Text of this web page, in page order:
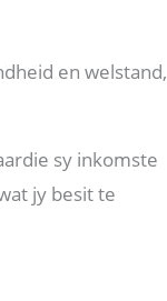
en welstand,
sy inkomste
jy besit te